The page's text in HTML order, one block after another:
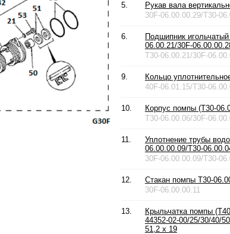
5.
Рукав вала
30F-06.00.00.29/T30-
6.
Подшипник
06.00.21/30F-
T30-06.00.21/30F-
9.
Кольцо
40F-06.01.15/T30-
10.
Корпус помпы (T30-
T30-06.00.06/30F-
11.
Уплотнение трубы
06.00.00.09/T30-
30F-06.00.00.09/T30-
12.
Стакан помпы T30-
30F-06.00.00.11
13.
Крыльчатка помпы
44352-02-00/25/30/40/
51,2 x 19